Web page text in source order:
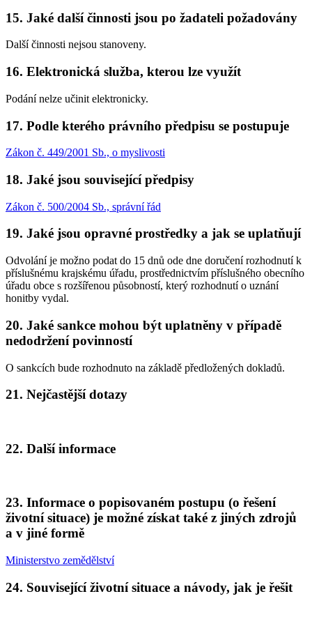
15. Jaké další činnosti jsou po žadateli požadovány
Další činnosti nejsou stanoveny.
16. Elektronická služba, kterou lze využít
Podání nelze učinit elektronicky.
17. Podle kterého právního předpisu se postupuje
Zákon č. 449/2001 Sb., o myslivosti
18. Jaké jsou související předpisy
Zákon č. 500/2004 Sb., správní řád
19. Jaké jsou opravné prostředky a jak se uplatňují
Odvolání je možno podat do 15 dnů ode dne doručení rozhodnutí k
příslušnému krajskému úřadu, prostřednictvím příslušného obecního
úřadu obce s rozšířenou působností, který rozhodnutí o uznání
honitby vydal.
20. Jaké sankce mohou být uplatněny v případě
nedodržení povinností
O sankcích bude rozhodnuto na základě předložených dokladů.
21. Nejčastější dotazy
22. Další informace
23. Informace o popisovaném postupu (o řešení
životní situace) je možné získat také z jiných zdrojů
a v jiné formě
Ministerstvo zemědělství
24. Související životní situace a návody, jak je řešit